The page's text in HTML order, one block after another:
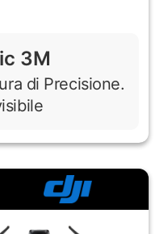
3M
di Precisione.